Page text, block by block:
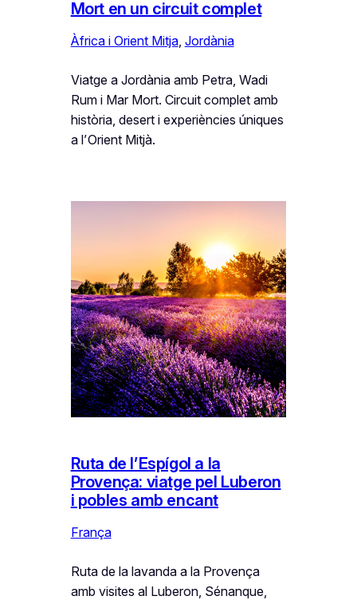
Mort en un circuit complet
Àfrica i Orient Mitja, Jordània
Viatge a Jordània amb Petra, Wadi
Rum i Mar Mort. Circuit complet amb
història, desert i experiències úniques
a l’Orient Mitjà.
Ruta de l’Espígol a la
Provença: viatge pel Luberon
i pobles amb encant
França
Ruta de la lavanda a la Provença
amb visites al Luberon, Sénanque,